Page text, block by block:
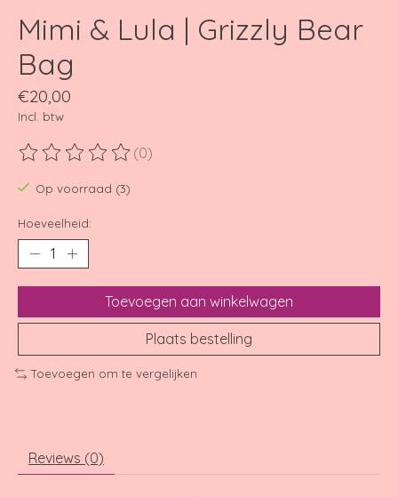
Mimi & Lula | Grizzly Bear
Bag
€20,00
Incl. btw
De beoordeling van dit product is
(0)
Op voorraad (3)
Hoeveelheid:
Toevoegen aan winkelwagen
Plaats bestelling
Toevoegen om te vergelijken
Reviews (0)